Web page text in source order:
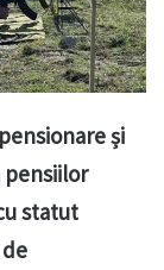
și
pensiilor
statut